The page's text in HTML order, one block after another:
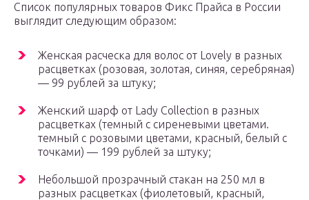
Список популярных товаров Фикс Прайса в России
выглядит следующим образом:
Женская расческа для волос от Lovely в разных
расцветках (розовая, золотая, синяя, серебряная)
— 99 рублей за штуку;
Женский шарф от Lady Collection в разных
расцветках (темный с сиреневыми цветами.
темный с розовыми цветами, красный, белый с
точками) — 199 рублей за штуку;
Небольшой прозрачный стакан на 250 мл в
разных расцветках (фиолетовый, красный,